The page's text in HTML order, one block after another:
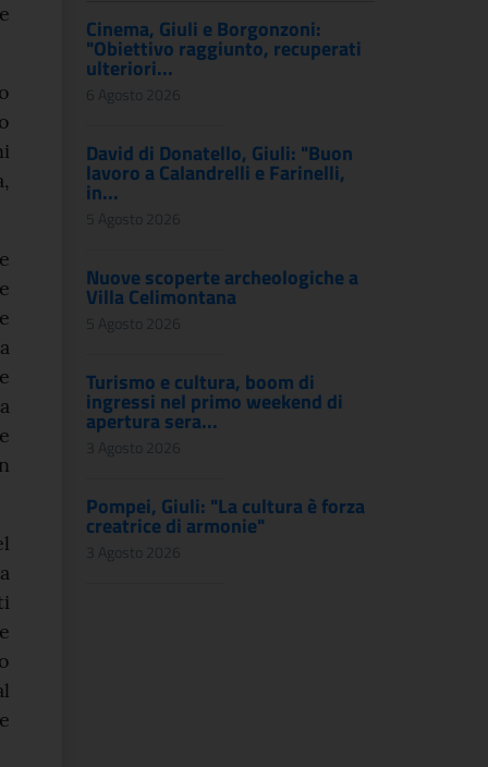
Cinema, Giuli e Borgonzoni:
"Obiettivo raggiunto, recuperati
ulteriori...
6 Agosto 2026
David di Donatello, Giuli: "Buon
lavoro a Calandrelli e Farinelli,
in...
5 Agosto 2026
Nuove scoperte archeologiche a
Villa Celimontana
5 Agosto 2026
Turismo e cultura, boom di
ingressi nel primo weekend di
apertura sera...
3 Agosto 2026
Pompei, Giuli: "La cultura è forza
creatrice di armonie"
3 Agosto 2026